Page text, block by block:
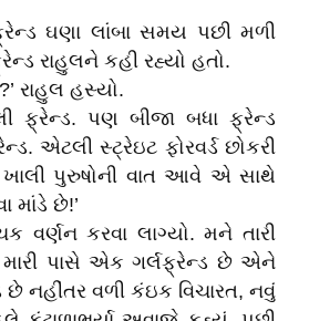
ઘણા લાંબા સમય પછી મળી
રાહુલને કહી રહ્યો હતો.
રાહુલ હસ્યો.
ફ્રેન્ડ. પણ બીજા બધા ફ્રેન્ડ
એટલી સ્ટ્રેઇટ ફોરવર્ડ છોકરી
પુરુષોની વાત આવે એ સાથે
માંડે છે!’
વર્ણન કરવા લાગ્યો. મને તારી
મારી પાસે એક ગર્લફ્રેન્ડ છે એને
નહીંતર વળી કંઇક વિચારત, નવું